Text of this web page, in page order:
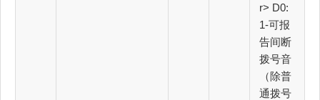
r> D0:
1-可报
告间断
拨号音
（除普
通拨号